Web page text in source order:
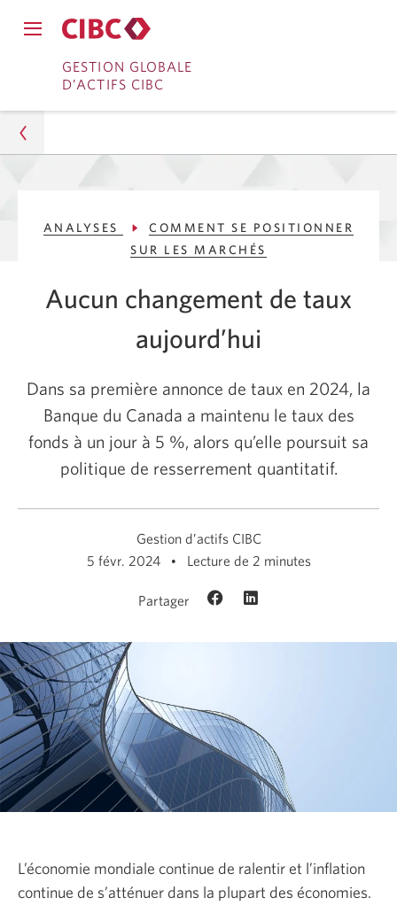
bancaires
navigation
principal.
GESTION GLOBALE
D’ACTIFS CIBC
Fermer
Gestion d’actifs
Analyses
Les taux d’intérêt restent stables
ANALYSES
COMMENT SE POSITIONNER
SUR LES MARCHÉS
Aucun changement de taux
aujourd’hui
Dans sa première annonce de taux en 2024, la
Banque du Canada a maintenu le taux des
fonds à un jour à 5 %, alors qu’elle poursuit sa
politique de resserrement quantitatif.
Gestion d’actifs CIBC
5 févr. 2024
Lecture de 2 minutes
Partager
L’économie mondiale continue de ralentir et l’inflation
continue de s’atténuer dans la plupart des économies.